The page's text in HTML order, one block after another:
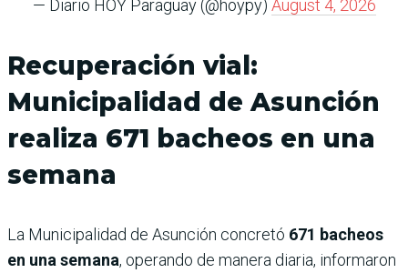
— Diario HOY Paraguay (@hoypy) August 4, 2026
Recuperación vial:
Municipalidad de Asunción
realiza 671 bacheos en una
semana
La Municipalidad de Asunción concretó 671 bacheos
en una semana, operando de manera diaria, informaron